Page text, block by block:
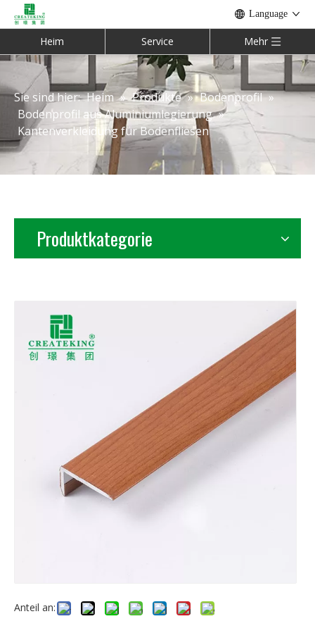
Language
Heim Service Mehr
Sie sind hier: Heim » Produkte » Bodenprofil »
Bodenprofil aus Aluminiumlegierung »
Kantenverkleidung für Bodenfliesen
Produktkategorie
Anteil an: